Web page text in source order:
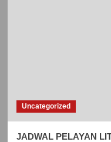
Uncategorized
JADWAL PELAYAN